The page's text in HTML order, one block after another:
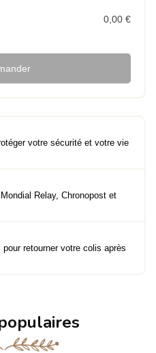
0,00 €
votre sécurité et votre vie
Relay, Chronopost et
retourner votre colis après